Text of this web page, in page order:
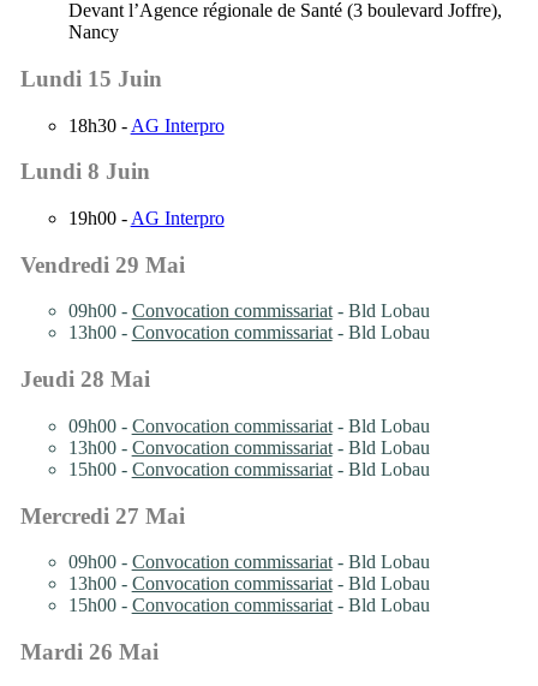
Mardi 26 Mai
Mercredi 27 Mai
09h00 - Convocation commissariat- Bld Lobau
13h00 - Convocation commissariat- Bld Lobau
15h00 - Convocation commissariat- Bld Lobau
Jeudi 28 Mai
09h00 - Convocation commissariat- Bld Lobau
13h00 - Convocation commissariat- Bld Lobau
15h00 - Convocation commissariat- Bld Lobau
Vendredi 29 Mai
09h00 - Convocation commissariat- Bld Lobau
13h00 - Convocation commissariat- Bld Lobau
Lundi 8 Juin
19h00 - AG Interpro
Lundi 15 Juin
18h30 - AG Interpro
Devant l’Agence régionale de Santé (3 boulevard Joffre),
Nancy